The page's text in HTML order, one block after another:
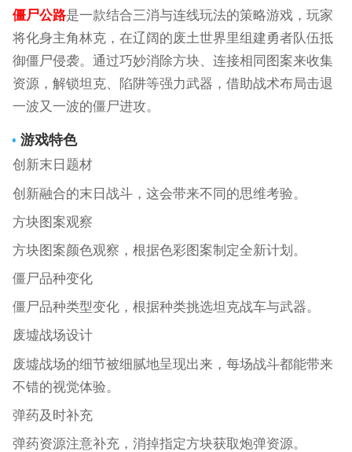
僵尸公路是一款结合三消与连线玩法的策略游戏，玩家
将化身主角林克，在辽阔的废土世界里组建勇者队伍抵
御僵尸侵袭。通过巧妙消除方块、连接相同图案来收集
资源，解锁坦克、陷阱等强力武器，借助战术布局击退
一波又一波的僵尸进攻。
游戏特色
创新末日题材
创新融合的末日战斗，这会带来不同的思维考验。
方块图案观察
方块图案颜色观察，根据色彩图案制定全新计划。
僵尸品种变化
僵尸品种类型变化，根据种类挑选坦克战车与武器。
废墟战场设计
废墟战场的细节被细腻地呈现出来，每场战斗都能带来
不错的视觉体验。
弹药及时补充
弹药资源注意补充，消掉指定方块获取炮弹资源。